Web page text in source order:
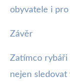
obyvatele i
Závěr
Zatímco rybáři
nejen